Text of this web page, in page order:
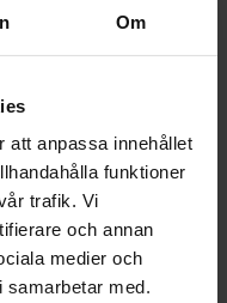
Om
att anpassa innehållet
funktioner
trafik. Vi
och annan
medier och
samarbetar med.